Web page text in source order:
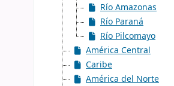
Río Amazonas
Río Paraná
Río Pilcomayo
América Central
Caribe
América del Norte